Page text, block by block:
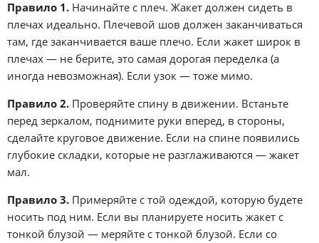
Правило 1. Начинайте с плеч. Жакет должен сидеть в
плечах идеально. Плечевой шов должен заканчиваться
там, где заканчивается ваше плечо. Если жакет широк в
плечах — не берите, это самая дорогая переделка (а
иногда невозможная). Если узок — тоже мимо.
Правило 2. Проверяйте спину в движении. Встаньте
перед зеркалом, поднимите руки вперед, в стороны,
сделайте круговое движение. Если на спине появились
глубокие складки, которые не разглаживаются — жакет
мал.
Правило 3. Примеряйте с той одеждой, которую будете
носить под ним. Если вы планируете носить жакет с
тонкой блузой — меряйте с тонкой блузой. Если со